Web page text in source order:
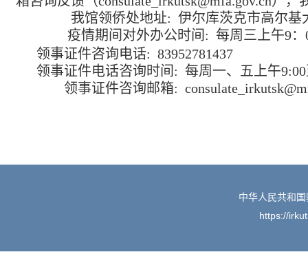
我馆领侨处地址: 伊尔库茨克市高尔基
疫情期间对外办公时间: 每周 三 上午9：
领事证件咨询电话: 83952781437
领事证件电话咨询时间: 每周 一、 五上午
领事证件咨询邮箱:
中华人民共和
https://